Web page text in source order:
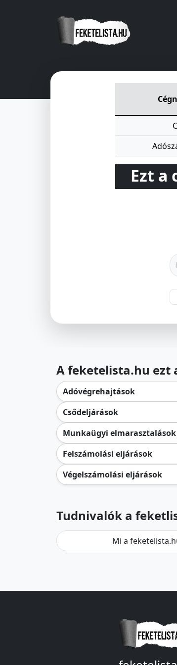
Ezt
A feketelista.hu ezt
Adóvégrehajtások
Csődeljárások
Munkaügyi elmarasztalások
Felszámolási eljárások
Végelszámolási eljárások
Tudnivalók a
Mi a